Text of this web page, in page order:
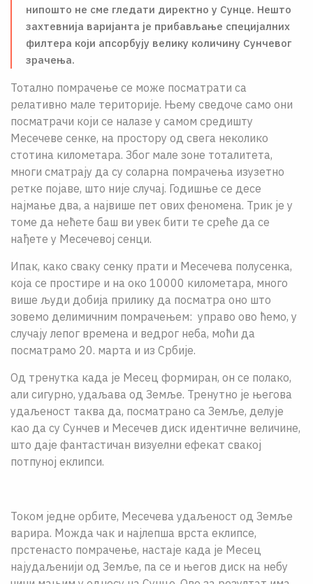
нипошто не сме гледати директно у Сунце. Нешто
захтевнија варијанта је прибављање специјалних
филтера који апсорбују велику количину Сунчевог
зрачења.
Тотално помрачење се може посматрати са
релативно мале териториjе. Њему сведоче само они
посматрачи коjи се налазе у самом средишту
Месечеве сенке, на простору од свега неколико
стотина километара. Због мале зоне тоталитета,
многи сматраjу да су соларна помрачења изузетно
ретке поjаве, што ниjе случаj. Годишње се десе
наjмање два, а наjвише пет ових феномена. Трик jе у
томе да нећете баш ви увек бити те среће да се
нађете у Месечевоj сенци.
Ипак, како сваку сенку прати и Месечева полусенка,
коjа се простире и на око 10000 километара, много
више људи добиjа прилику да посматра оно што
зовемо делимичним помрачењем: управо ово ћемо, у
случаjу лепог времена и ведрог неба, моћи да
посматрамо 20. марта и из Србиjе.
Од тренутка када jе Месец формиран, он се полако,
али сигурно, удаљава од Земље. Тренутно jе његова
удаљеност таква да, посматрано са Земље, делуjе
као да су Сунчев и Месечев диск идентичне величине,
што даjе фантастичан визуелни ефекат свакоj
потпуноj еклипси.
Током једне орбите, Месечева удаљеност од Земље
варира. Можда чак и наjлепша врста еклипсе,
прстенасто помрачење, настаjе када jе Месец
наjудаљениjи од Земље, па се и његов диск на небу